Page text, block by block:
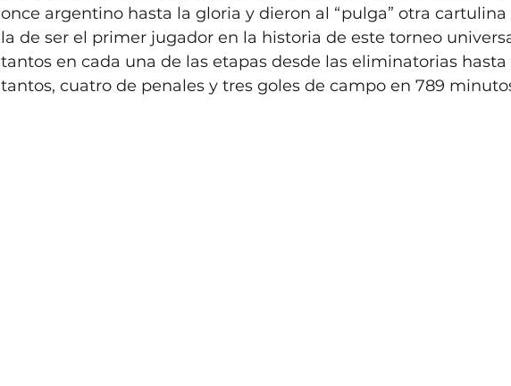
once argentino hasta la gloria y dieron al “pulga” otra cartulina
la de ser el primer jugador en la historia de este torneo
tantos en cada una de las etapas desde las eliminatorias hasta
tantos, cuatro de penales y tres goles de campo en 789